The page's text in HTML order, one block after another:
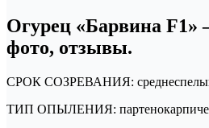
Огурец «Барвина F1»
фото, отзывы.
СРОК СОЗРЕВАНИЯ:
ТИП ОПЫЛЕНИЯ: